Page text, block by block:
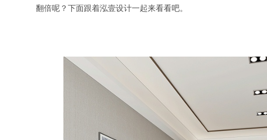
翻倍呢？下面跟着泓壹设计一起来看看吧。